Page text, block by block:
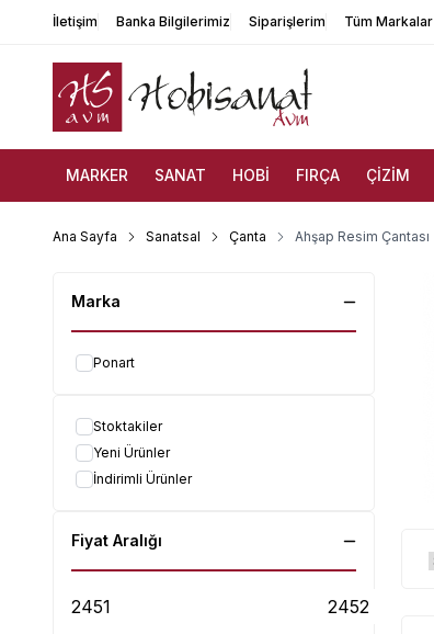
İletişim Banka Bilgilerimiz Siparişlerim Tüm Markalar
MARKER SANAT HOBİ FIRÇA ÇİZİM
Ana Sayfa Sanatsal Çanta Ahşap Resim Çantası
Marka
Ponart
Stoktakiler
Yeni Ürünler
İndirimli Ürünler
Fiyat Aralığı